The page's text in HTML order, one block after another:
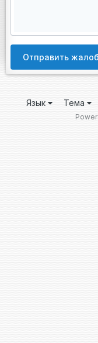
Отправить
Язык Тема